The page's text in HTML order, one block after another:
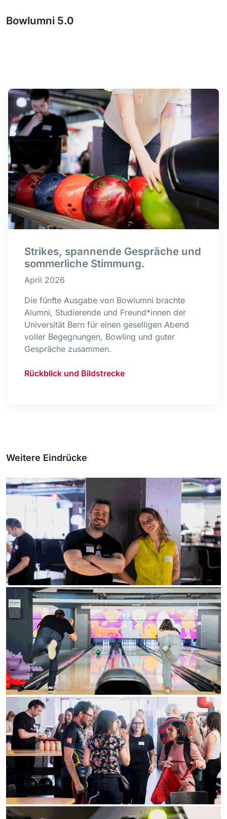
Bowlumni 5.0
Strikes, spannende Gespräche und
sommerliche Stimmung.
April 2026
Die fünfte Ausgabe von Bowlumni brachte
Alumni, Studierende und Freund*innen der
Universität Bern für einen geselligen Abend
voller Begegnungen, Bowling und guter
Gespräche zusammen.
Rückblick und Bildstrecke
Weitere Eindrücke